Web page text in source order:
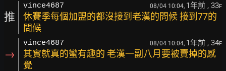
推
vince4687 08/04 10:04, 1年前 , 33F
休賽季每個加盟的都沒接到老漢的問候 接到77的
問候
→
vince4687 08/04 10:04, 1年前 , 34F
其實就真的蠻有趣的 老漢一副八月要被賣掉的感
覺